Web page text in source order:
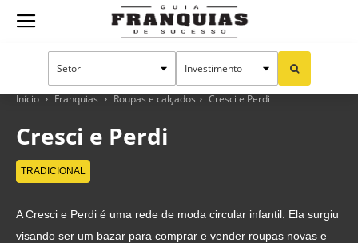
Guia
Franquias
Sucesso
Início Franquias Roupas e calçados Cresci e Perdi
Cresci e Perdi
TRADICIONAL
A Cresci e Perdi é uma rede de moda circular infantil. Ela surgiu
visando ser um bazar para comprar e vender roupas novas e